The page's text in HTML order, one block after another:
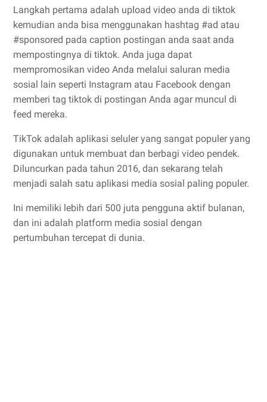
Langkah pertama adalah upload video anda di tiktok
kemudian anda bisa menggunakan hashtag #ad atau
#sponsored pada caption postingan anda saat anda
mempostingnya di tiktok. Anda juga dapat
mempromosikan video Anda melalui saluran media
sosial lain seperti Instagram atau Facebook dengan
memberi tag tiktok di postingan Anda agar muncul di
feed mereka.
TikTok adalah aplikasi seluler yang sangat populer yang
digunakan untuk membuat dan berbagi video pendek.
Diluncurkan pada tahun 2016, dan sekarang telah
menjadi salah satu aplikasi media sosial paling populer.
Ini memiliki lebih dari 500 juta pengguna aktif bulanan,
dan ini adalah platform media sosial dengan
pertumbuhan tercepat di dunia.